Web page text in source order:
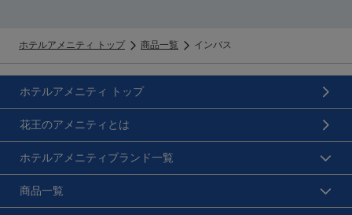
ホテルアメニティ トップ 商品一覧 インバス
ホテルアメニティ トップ
花王のアメニティとは
ホテルアメニティブランド一覧
商品一覧